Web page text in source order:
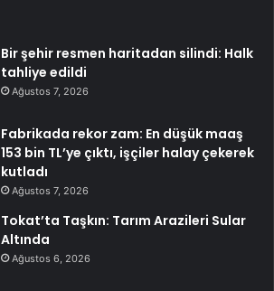
Bir şehir resmen haritadan silindi: Halk
tahliye edildi
Ağustos 7, 2026
Fabrikada rekor zam: En düşük maaş
153 bin TL’ye çıktı, işçiler halay çekerek
kutladı
Ağustos 7, 2026
Tokat’ta Taşkın: Tarım Arazileri Sular
Altında
Ağustos 6, 2026